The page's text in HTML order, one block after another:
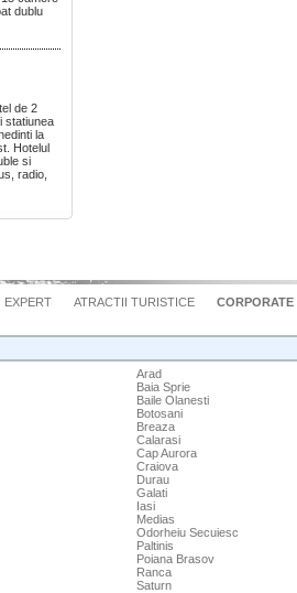
dublu
de 2
statiunea
la
Hotelul
si
radio,
EXPERT ATRACTII TURISTICE CORPORATE
Arad
Baia Sprie
Baile Olanesti
Botosani
Breaza
Calarasi
Cap Aurora
Craiova
Durau
Galati
Iasi
Medias
Odorheiu Secuiesc
Paltinis
Poiana Brasov
Ranca
Saturn